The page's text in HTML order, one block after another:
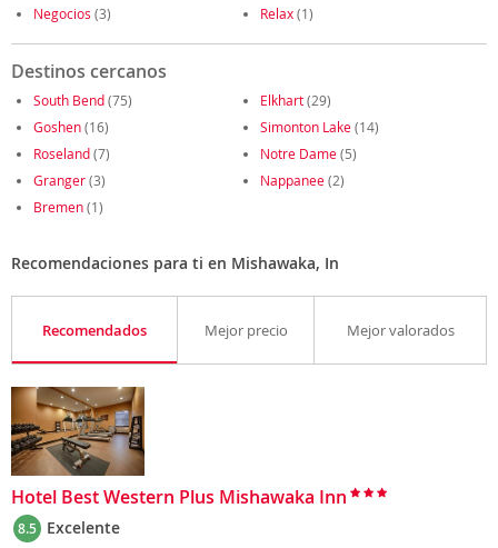
Negocios (3) Relax(1)
Destinos cercanos
South Bend(75) Elkhart(29)
Goshen(16) Simonton Lake(14)
Roseland(7) Notre Dame(5)
Granger(3) Nappanee(2)
Bremen(1)
Recomendaciones para ti en Mishawaka, In
Recomendados Mejor precio Mejor valorados
Hotel Best Western Plus Mishawaka Inn
8.5 Excelente